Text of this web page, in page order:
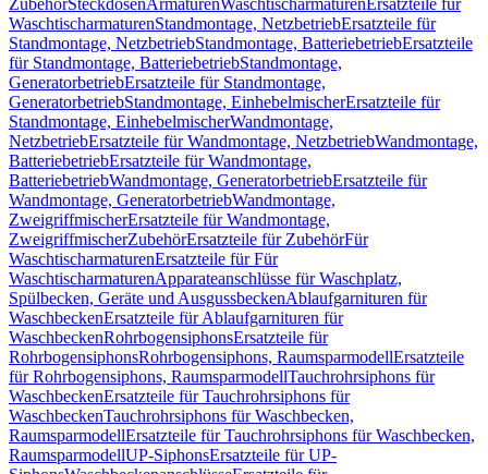
ZubehörSteckdosenArmaturenWaschtischarmaturen Ersatzteile für
WaschtischarmaturenStandmontage, NetzbetriebErsatzteile für
Standmontage, NetzbetriebStandmontage, BatteriebetriebErsatzteile
für Standmontage, BatteriebetriebStandmontage,
GeneratorbetriebErsatzteile für Standmontage,
GeneratorbetriebStandmontage, EinhebelmischerErsatzteile für
Standmontage, EinhebelmischerWandmontage,
NetzbetriebErsatzteile für Wandmontage, NetzbetriebWandmontage,
BatteriebetriebErsatzteile für Wandmontage,
BatteriebetriebWandmontage, GeneratorbetriebErsatzteile für
Wandmontage, GeneratorbetriebWandmontage,
ZweigriffmischerErsatzteile für Wandmontage,
ZweigriffmischerZubehörErsatzteile für ZubehörFür
WaschtischarmaturenErsatzteile für Für
WaschtischarmaturenApparateanschlüsse für Waschplatz,
Spülbecken, Geräte und AusgussbeckenAblaufgarnituren für
WaschbeckenErsatzteile für Ablaufgarnituren für
WaschbeckenRohrbogensiphonsErsatzteile für
RohrbogensiphonsRohrbogensiphons, RaumsparmodellErsatzteile
für Rohrbogensiphons, RaumsparmodellTauchrohrsiphons für
WaschbeckenErsatzteile für Tauchrohrsiphons für
WaschbeckenTauchrohrsiphons für Waschbecken,
RaumsparmodellErsatzteile für Tauchrohrsiphons für Waschbecken,
RaumsparmodellUP-SiphonsErsatzteile für UP-